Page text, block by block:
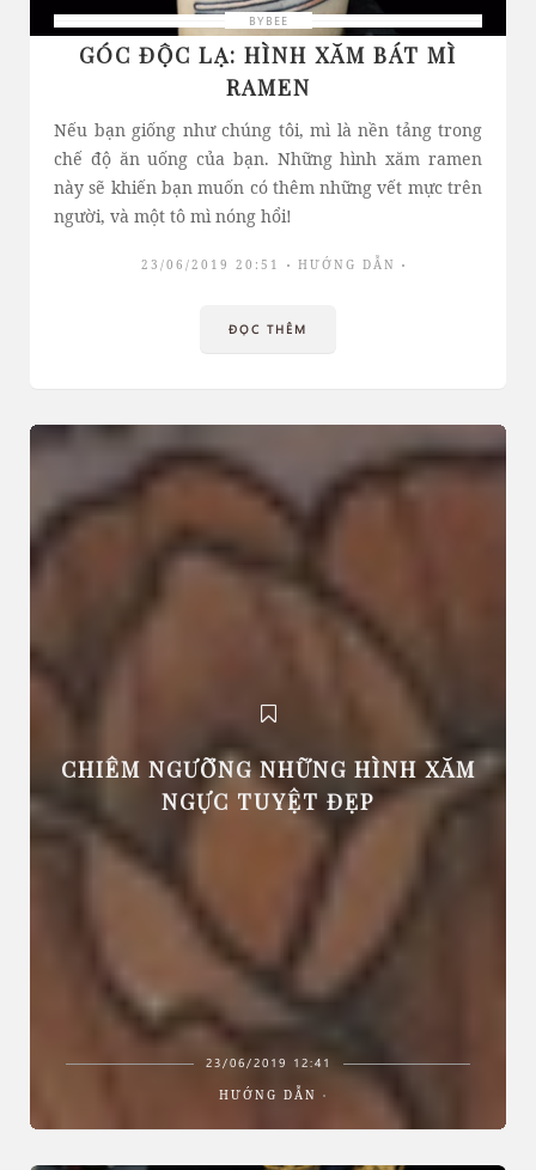
BYBEE
GÓC ĐỘC LẠ: HÌNH XĂM BÁT MÌ
RAMEN
Nếu bạn giống như chúng tôi, mì là nền tảng trong
chế độ ăn uống của bạn. Những hình xăm ramen
này sẽ khiến bạn muốn có thêm những vết mực trên
người, và một tô mì nóng hổi!
23/06/2019 20:51 HƯỚNG DẪN
ĐỌC THÊM
CHIÊM NGƯỠNG NHỮNG HÌNH XĂM
NGỰC TUYỆT ĐẸP
23/06/2019 12:41
HƯỚNG DẪN